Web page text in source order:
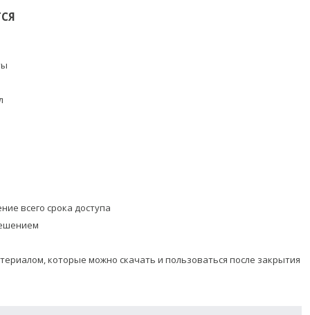
всего срока доступа
которые можно скачать и пользоваться после закрытия